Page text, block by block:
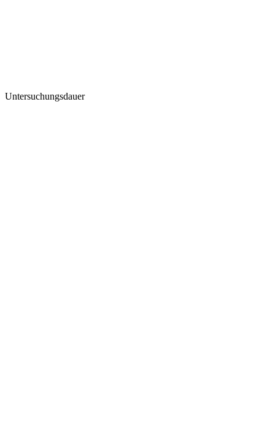
Untersuchungsdauer